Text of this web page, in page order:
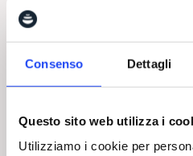
Consenso Dettagli
Questo sito web utilizza i
Utilizziamo i cookie per
È lui a poter scegliere le
rilevanti e anche come e dove
utilizzare il canale privilegiato in
di contatto ed essere certo di
senza perdere nulla per strada.
decidere di analizzarli ed
aver consultato le schede e le